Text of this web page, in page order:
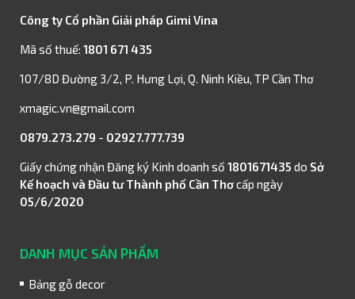
Công ty Cổ phần Giải pháp Gimi Vina
Mã số thuế: 1801 671 435
107/8D Đường 3/2, P. Hưng Lợi, Q. Ninh Kiều, TP Cần Thơ
xmagic.vn@gmail.com
0879.273.279 - 02927.777.739
Giấy chứng nhận Đăng ký Kinh doanh số 1801671435 do Sở
Kế hoạch và Đầu tư Thành phố Cần Thơcấp ngày
05/6/2020
DANH MỤC SẢN PHẨM
Bảng gỗ decor